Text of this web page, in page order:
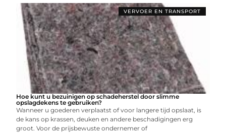
VERVOER EN TRANSPORT
Hoe kunt u bezuinigen op schadeherstel door slimme
opslagdekens te gebruiken?
Wanneer u goederen verplaatst of voor langere tijd opslaat, is
de kans op krassen, deuken en andere beschadigingen erg
groot. Voor de prijsbewuste ondernemer of